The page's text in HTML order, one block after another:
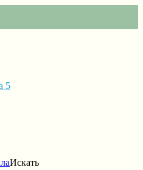
5
Искать